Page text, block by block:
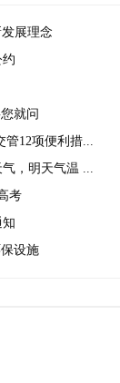
发展理念
就问
管12项便利措...
，明天气温 ...
考
设施